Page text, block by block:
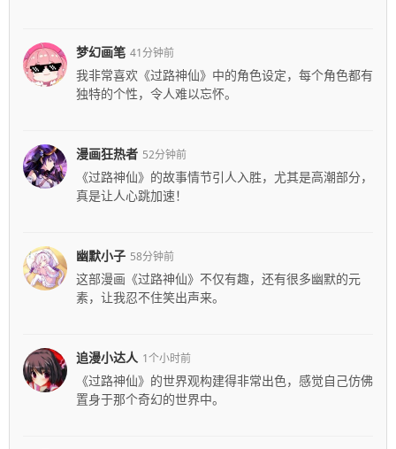
梦幻画笔 41分钟前
我非常喜欢《过路神仙》中的角色设定，每个角色都有
独特的个性，令人难以忘怀。
漫画狂热者 52分钟前
《过路神仙》的故事情节引人入胜，尤其是高潮部分，
真是让人心跳加速！
幽默小子 58分钟前
这部漫画《过路神仙》不仅有趣，还有很多幽默的元
素，让我忍不住笑出声来。
追漫小达人 1个小时前
《过路神仙》的世界观构建得非常出色，感觉自己仿佛
置身于那个奇幻的世界中。